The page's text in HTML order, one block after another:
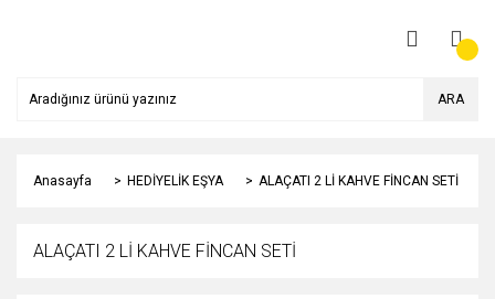
ARA
Anasayfa HEDİYELİK EŞYA ALAÇATI 2 Lİ KAHVE FİNCAN SETİ
ALAÇATI 2 Lİ KAHVE FİNCAN SETİ